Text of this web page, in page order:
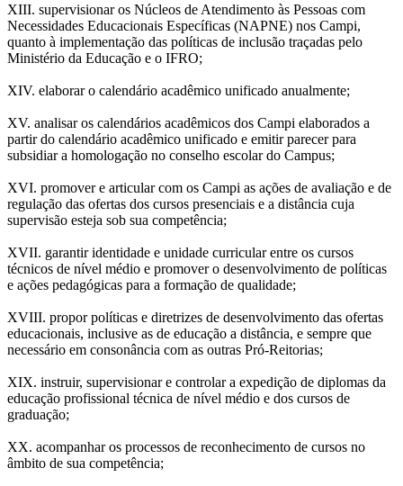
XIII. supervisionar os Núcleos de Atendimento às Pessoas com
Necessidades Educacionais Específicas (NAPNE) nos Campi,
quanto à implementação das políticas de inclusão traçadas pelo
Ministério da Educação e o IFRO;
XIV. elaborar o calendário acadêmico unificado anualmente;
XV. analisar os calendários acadêmicos dos Campi elaborados a
partir do calendário acadêmico unificado e emitir parecer para
subsidiar a homologação no conselho escolar do Campus;
XVI. promover e articular com os Campi as ações de avaliação e de
regulação das ofertas dos cursos presenciais e a distância cuja
supervisão esteja sob sua competência;
XVII. garantir identidade e unidade curricular entre os cursos
técnicos de nível médio e promover o desenvolvimento de políticas
e ações pedagógicas para a formação de qualidade;
XVIII. propor políticas e diretrizes de desenvolvimento das ofertas
educacionais, inclusive as de educação a distância, e sempre que
necessário em consonância com as outras Pró-Reitorias;
XIX. instruir, supervisionar e controlar a expedição de diplomas da
educação profissional técnica de nível médio e dos cursos de
graduação;
XX. acompanhar os processos de reconhecimento de cursos no
âmbito de sua competência;